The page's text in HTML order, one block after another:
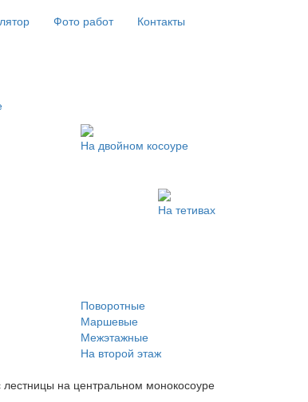
Фото работ
Контакты
На двойном косоуре
На тетивах
Поворотные
Маршевые
Межэтажные
На второй этаж
на центральном монокосоуре